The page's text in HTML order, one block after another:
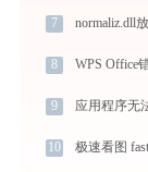
7 normaliz.dll
8
9 应用程序无
10 极速看图